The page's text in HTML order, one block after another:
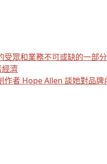
受眾和業務不可或缺的一部分
濟
作者 Hope Allen 談她對品牌